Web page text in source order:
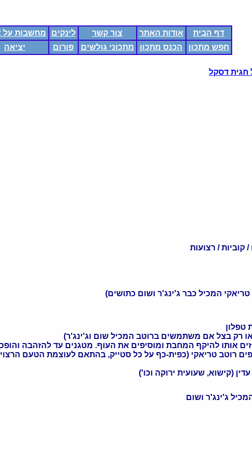
דף הבית אודות האתר צור קשר לינקים
מחשבות על
חפש מתכון
הכנס מתכון מתכוני גולשים פורום יציאה
דסקל
המכיל כבר ג'ינג'ר ושום כתושים)
רק בצל אם משתמשים ברוטב המכיל שום וג'ינג'ר)
אותו להיקף המחבת ומוסיפים את העוף. מטגנים עד להזהבה
רוטב טריאקי (כפית-כף על כל סטייק, בהתאם לעוצמת הטעם
(קישוא, שעועית ירוקה וכו')
ג'ינג'ר ושום